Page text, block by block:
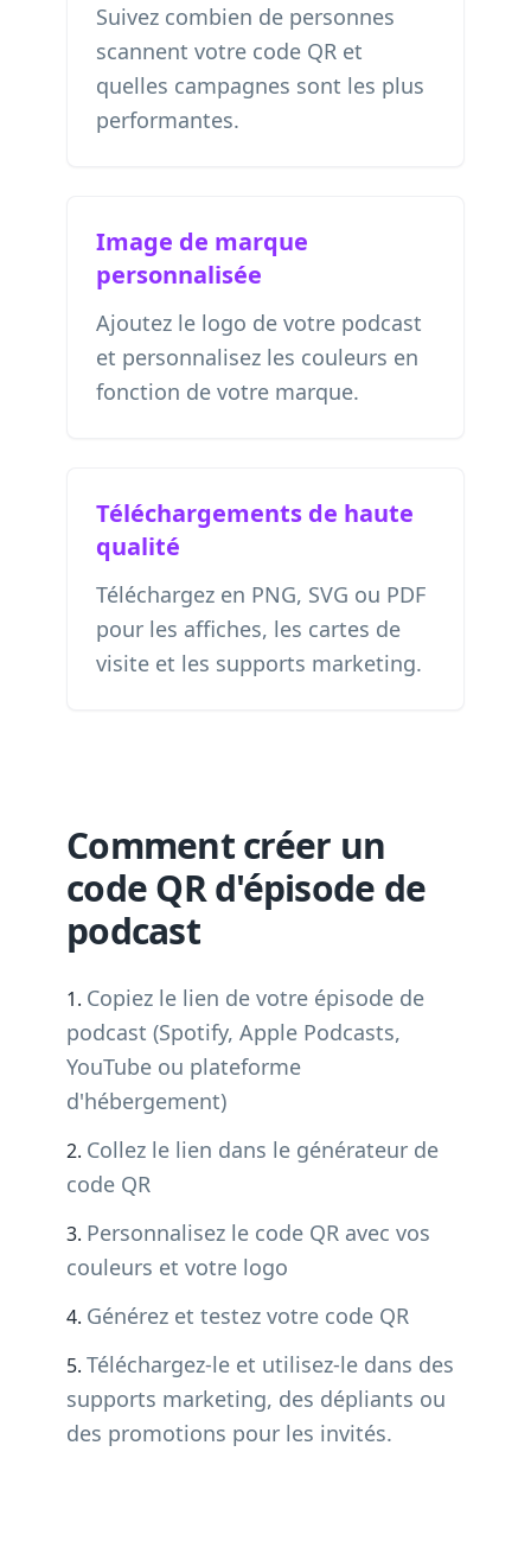
Suivez combien de personnes
scannent votre code QR et
quelles campagnes sont les plus
performantes.
Image de marque
personnalisée
Ajoutez le logo de votre podcast
et personnalisez les couleurs en
fonction de votre marque.
Téléchargements de haute
qualité
Téléchargez en PNG, SVG ou PDF
pour les affiches, les cartes de
visite et les supports marketing.
Comment créer un
code QR d'épisode de
podcast
Copiez le lien de votre épisode de
podcast (Spotify, Apple Podcasts,
YouTube ou plateforme
d'hébergement)
Collez le lien dans le générateur de
code QR
Personnalisez le code QR avec vos
couleurs et votre logo
Générez et testez votre code QR
Téléchargez-le et utilisez-le dans des
supports marketing, des dépliants ou
des promotions pour les invités.